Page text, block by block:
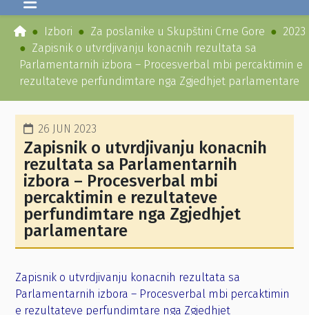
Izbori Za poslanike u Skupštini Crne Gore
2023
Zapisnik o utvrdjivanju konacnih rezultata sa
Parlamentarnih izbora – Procesverbal mbi percaktimin e
rezultateve perfundimtare nga Zgjedhjet parlamentare
26 JUN 2023
Zapisnik o utvrdjivanju konacnih
rezultata sa Parlamentarnih
izbora – Procesverbal mbi
percaktimin e rezultateve
perfundimtare nga Zgjedhjet
parlamentare
Zapisnik o utvrdjivanju konacnih rezultata sa
Parlamentarnih izbora – Procesverbal mbi percaktimin
e rezultateve perfundimtare nga Zgjedhjet